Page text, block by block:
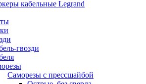
кабельные Legrand
гвозди
Саморезы с прессшайбой